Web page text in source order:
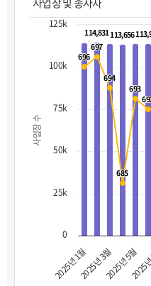
사업장 수
113,656
113,656
114,831
114,831
693
693
685
685
694
694
697
697
696
696
2025년 5월
2025년 3월
2025년 1월
0
25k
50k
75k
100k
125k